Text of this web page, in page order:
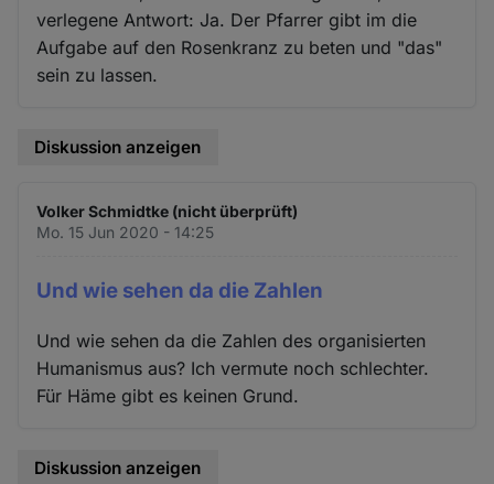
verlegene Antwort: Ja. Der Pfarrer gibt im die
Aufgabe auf den Rosenkranz zu beten und "das"
sein zu lassen.
Diskussion anzeigen
Volker Schmidtke (nicht überprüft)
Mo. 15 Jun 2020 - 14:25
Und wie sehen da die Zahlen
Und wie sehen da die Zahlen des organisierten
Humanismus aus? Ich vermute noch schlechter.
Für Häme gibt es keinen Grund.
Diskussion anzeigen